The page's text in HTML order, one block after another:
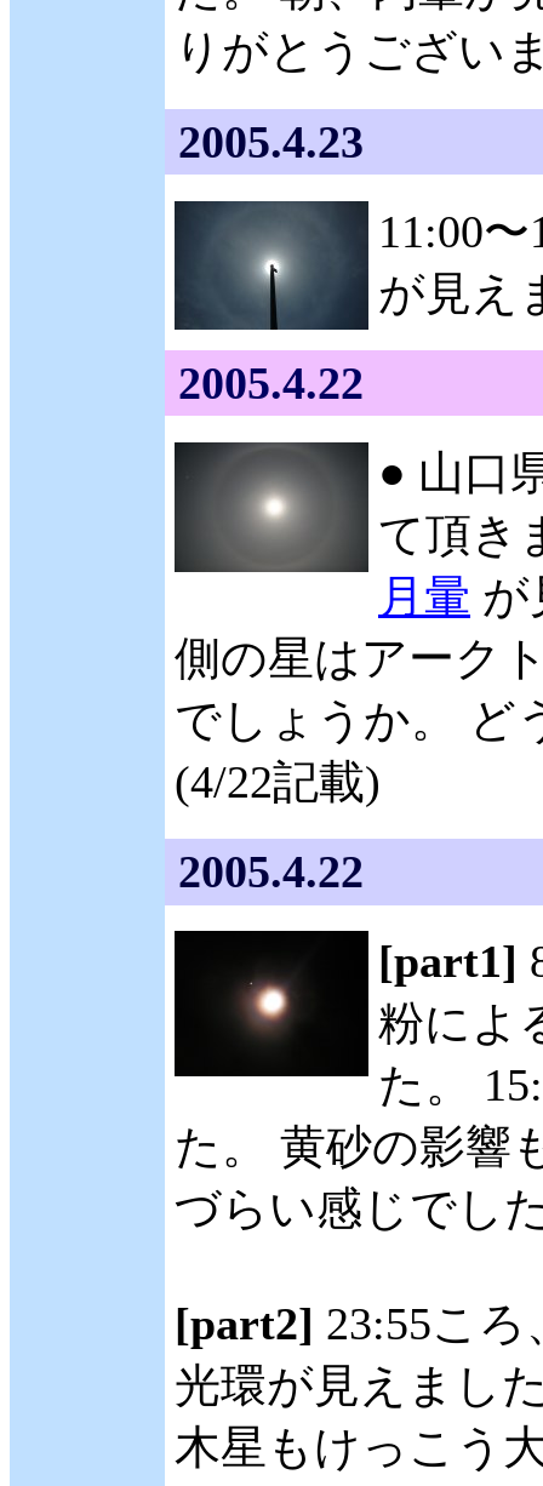
りがとうござい
2005.4.23
11:00
が見え
2005.4.22
● 山口
て頂き
月暈 が
側の星はアーク
でしょうか。 ど
(4/22記載)
2005.4.22
[part1]
粉によ
た。
た。 黄砂の影響
づらい感じでし
[part2] 23:55こ
光環が見えまし
木星もけっこう